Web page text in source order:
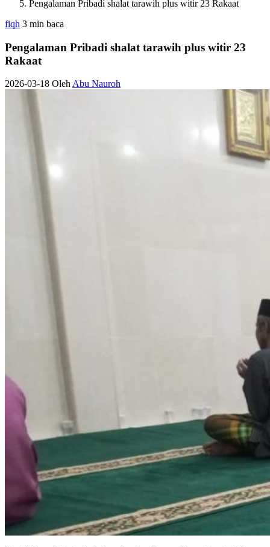
Pengalaman Pribadi shalat tarawih plus witir 23 Rakaat
fiqh 3 min baca
Pengalaman Pribadi shalat tarawih plus witir 23
Rakaat
2026-03-18 OlehAbu Nauroh